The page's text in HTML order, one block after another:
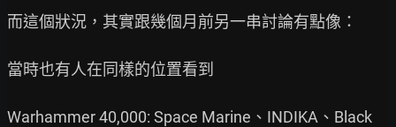
而這個狀況，其實跟幾個月前另一串討論有點像：
當時也有人在同樣的位置看到
Warhammer 40,000: Space Marine、INDIKA、Black